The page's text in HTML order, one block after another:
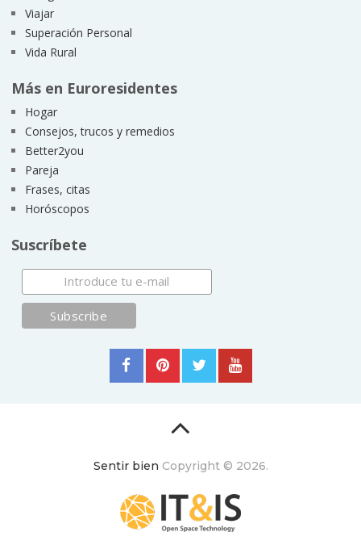
Viajar
Superación Personal
Vida Rural
Más en Euroresidentes
Hogar
Consejos, trucos y remedios
Better2you
Pareja
Frases, citas
Horóscopos
Suscríbete
Sentir bien Copyright © 2026.